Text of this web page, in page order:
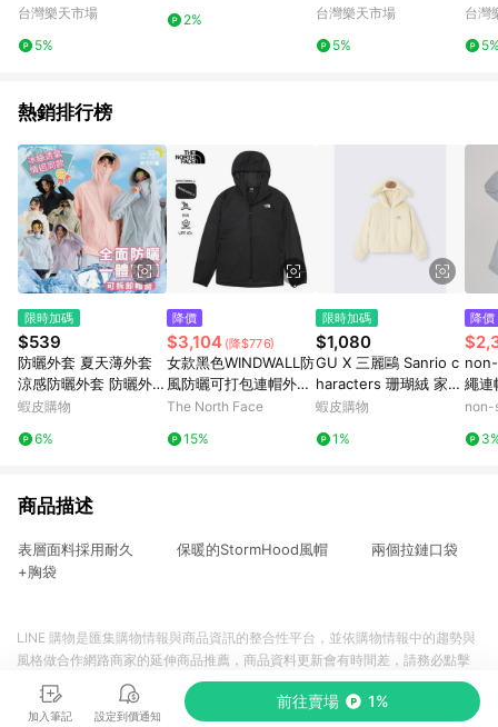
量外套 灰藍 # 51J07-
台灣樂天市場
5%
2%
V 透氣外套 防曬外套
Mountneer
台灣樂天市場
5%
女款
台灣
熱銷排行榜
限時加碼
$539
防曬外套 夏天薄外套
涼感防曬外套 防曬外套
抗uv100 透氣防曬衣女
曬外套 遮陽外套 騎車
蝦皮購物
6%
降價
$3,104 (降$776)
女款黑色WINDWALL防
風防曬可打包連帽外套
｜8G77JK3
The North Face
15%
限時加碼
$1,080
GU X 三麗鷗 Sanrio c
haracters 珊瑚絨 家居
連帽拉鍊外套 Sanrio
蝦皮購物
1%
降價
繩連
non-
商品描述
表層面料採用耐久 保暖的StormHood風帽 兩個拉鏈口袋
+胸袋
加入筆記 設定到價通知
前往賣場 1%
LINE 購物是匯集購物情報與商品資訊的整合性平台，並依購物情報中的趨勢與
風格做合作網路商家的延伸商品推薦，商品資料更新會有時間差，請務必點擊
商品至各合作網路商家，確認現售價與購物條件，一切資訊以合作廠商網頁為
準。